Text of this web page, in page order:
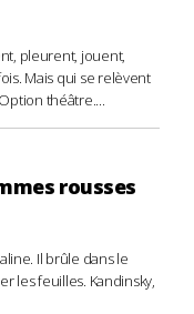
pleurent, jouent,
Mais qui se relèvent
théâtre....
rousses
Il brûle dans le
les feuilles. Kandinsky,